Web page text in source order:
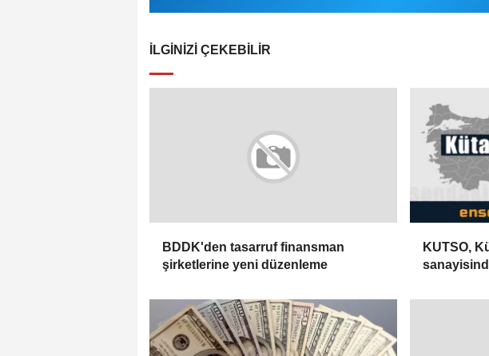
İLGINIZI ÇEKEBILIR
BDDK'den tasarruf finansman
şirketlerine yeni düzenleme
KUTSO,